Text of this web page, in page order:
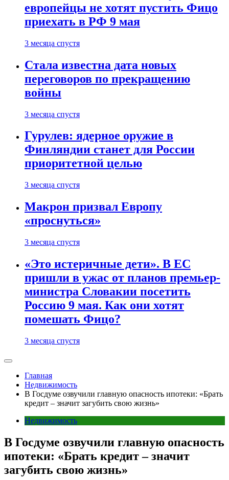
европейцы не хотят пустить Фицо
приехать в РФ 9 мая
3 месяца спустя
Стала известна дата новых
переговоров по прекращению
войны
3 месяца спустя
Гурулев: ядерное оружие в
Финляндии станет для России
приоритетной целью
3 месяца спустя
Макрон призвал Европу
«проснуться»
3 месяца спустя
«Это истеричные дети». В ЕС
пришли в ужас от планов премьер-
министра Словакии посетить
Россию 9 мая. Как они хотят
помешать Фицо?
3 месяца спустя
Главная
Недвижимость
В Госдуме озвучили главную опасность ипотеки: «Брать
кредит – значит загубить свою жизнь»
Недвижимость
В Госдуме озвучили главную опасность
ипотеки: «Брать кредит – значит
загубить свою жизнь»